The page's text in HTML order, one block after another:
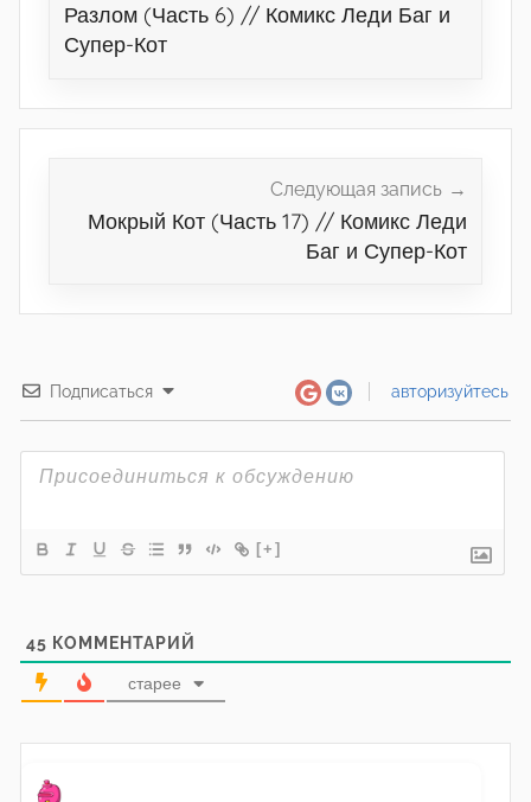
записям
Разлом (Часть 6) // Комикс Леди Баг и
Супер-Кот
Следующая запись
Мокрый Кот (Часть 17) // Комикс Леди
Баг и Супер-Кот
Подписаться авторизуйтесь
[+]
45 КОММЕНТАРИЙ
старее